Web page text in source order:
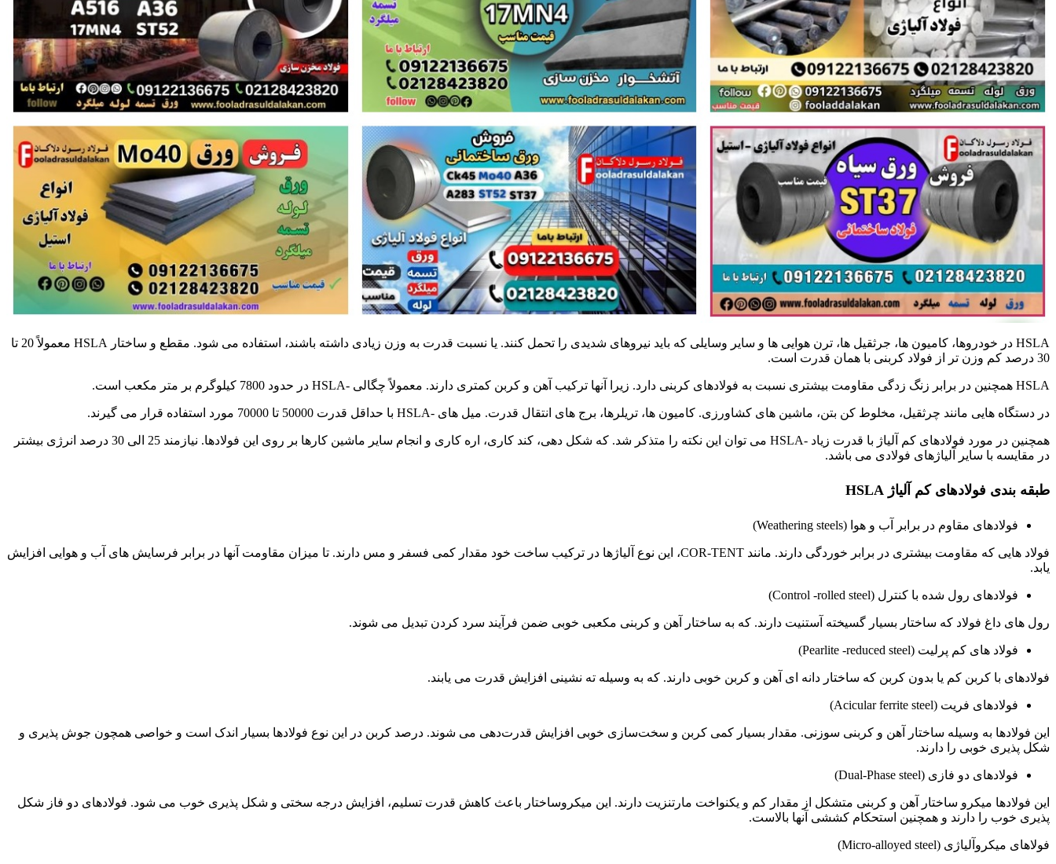
HSLA در خودروها، کامیون ها، جرثقیل ها، ترن هوایی ها و سایر وسایلی که باید نیروهای شدیدی را تحمل کنند. یا نسبت قدرت به وزن زیادی داشته باشند، استفاده می شود. مقطع و ساختار HSLA معمولاً 20 تا
30 درصد کم وزن تر از فولاد کربنی با همان قدرت است.
HSLA همچنین در برابر زنگ زدگی مقاومت بیشتری نسبت به فولادهای کربنی دارد. زیرا آنها ترکیب آهن و کربن کمتری دارند. معمولاً چگالی -HSLA در حدود 7800 کیلوگرم بر متر مکعب است.
در دستگاه هایی مانند چرثقیل، مخلوط کن بتن، ماشین های کشاورزی. کامیون ها، تریلرها، برج های انتقال قدرت. میل های -HSLA با حداقل قدرت 50000 تا 70000 مورد استفاده قرار می گیرند.
همچنین در مورد فولادهای کم آلیاژ با قدرت زیاد -HSLA می توان این نکته را متذکر شد. که شکل دهی، کند کاری، اره کاری و انجام سایر ماشین کارها بر روی این فولادها. نیازمند 25 الی 30 درصد انرژی بیشتر
در مقایسه با سایر آلیاژهای فولادی می باشد.
طبقه بندی فولادهای کم آلیاژ HSLA
فولادهای مقاوم در برابر آب و هوا (Weathering steels)
فولاد هایی که مقاومت بیشتری در برابر خوردگی دارند. مانند COR-TENT، این نوع آلیاژها در ترکیب ساخت خود مقدار کمی فسفر و مس دارند. تا میزان مقاومت آنها در برابر فرسایش های آب و هوایی افزایش
یابد.
فولادهای رول شده با کنترل (Control -rolled steel)
رول های داغ فولاد که ساختار بسیار گسیخته آستنیت دارند. که به ساختار آهن و کربنی مکعبی خوبی ضمن فرآیند سرد کردن تبدیل می شوند.
فولاد های کم پرلیت (Pearlite -reduced steel)
فولادهای با کربن کم یا بدون کربن که ساختار دانه ای آهن و کربن خوبی دارند. که به وسیله ته نشینی افزایش قدرت می یابند.
فولادهای فریت (Acicular ferrite steel)
این فولادها به وسیله ساختار آهن و کربنی سوزنی. مقدار بسیار کمی کربن و سخت‌سازی خوبی افزایش قدرت‌دهی می شوند. درصد کربن در این نوع فولادها بسیار اندک است و خواصی همچون جوش پذیری و
شکل پذیری خوبی را دارند.
فولادهای دو فازی (Dual-Phase steel)
این فولادها میکرو ساختار آهن و کربنی متشکل از مقدار کم و یکنواخت مارتنزیت دارند. این میکروساختار باعث کاهش قدرت تسلیم، افزایش درجه سختی و شکل پذیری خوب می شود. فولادهای دو فاز شکل
پذیری خوب را دارند و همچنین استحکام کششی آنها بالاست.
فولاهای میکروآلیاژی (Micro-alloyed steel)